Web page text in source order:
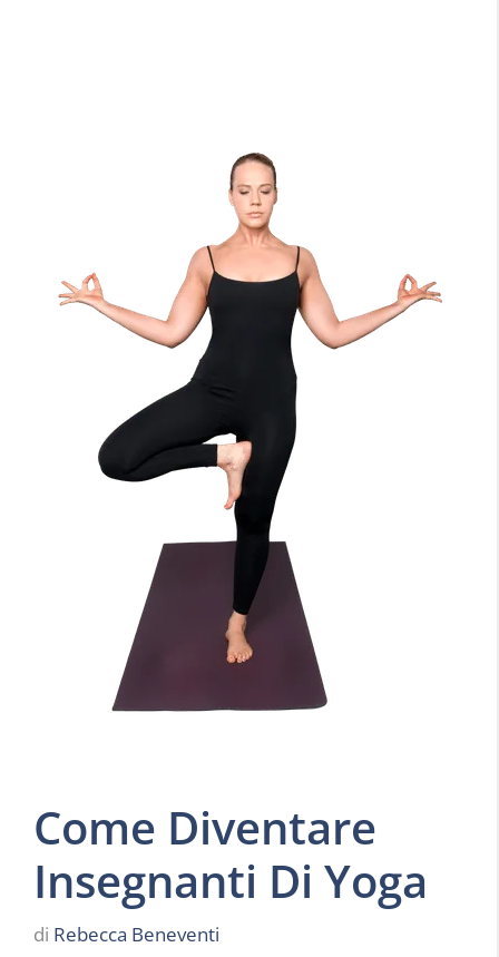
Come Diventare
Insegnanti Di Yoga
di Rebecca Beneventi